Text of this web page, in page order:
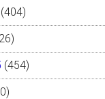
(404)
(454)